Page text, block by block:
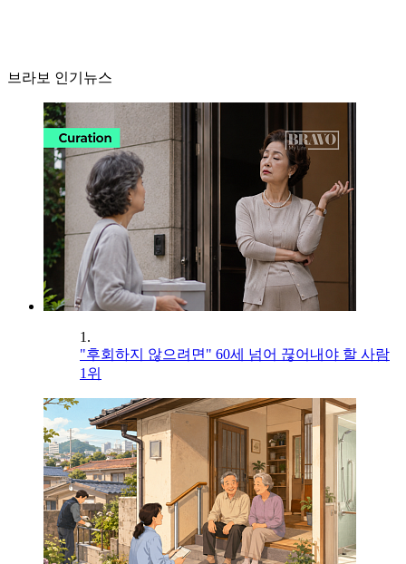
브라보 인기뉴스
1.
"후회하지 않으려면" 60세 넘어 끊어내야 할 사람
1위